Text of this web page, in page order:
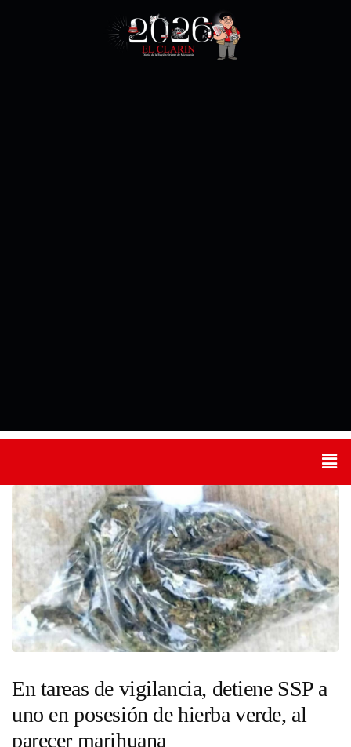
En tareas de vigilancia, detiene SSP a
uno en posesión de hierba verde, al
parecer marihuana